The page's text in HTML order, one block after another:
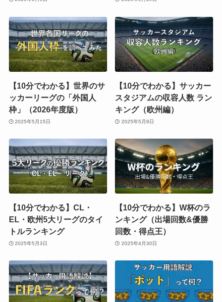
【10分でわかる】世界のサ
ッカーリーグの「外国人
枠」（2026年度版）
2025年5月15日
【10分でわかる】サッカー
スタジアムの収容人数 ラン
キング（欧州編）
2025年5月9日
【10分でわかる】CL・
EL・欧州5大リーグのタイ
トルランキング
2025年5月3日
【10分でわかる】W杯のラ
ンキング（出場回数&優勝
回数・得点王）
2025年4月30日